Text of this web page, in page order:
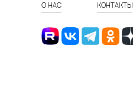
О НАС КОНТАКТЫ